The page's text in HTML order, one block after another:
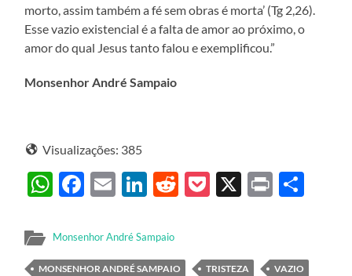
morto, assim também a fé sem obras é morta’ (Tg 2,26).
Esse vazio existencial é a falta de amor ao próximo, o
amor do qual Jesus tanto falou e exemplificou.”
Monsenhor André Sampaio
Visualizações: 385
WhatsApp
Facebook
EmailLinkedIn
Reddit
Pocket
X Print
Monsenhor André Sampaio
MONSENHOR ANDRÉ SAMPAIO TRISTEZA VAZIO